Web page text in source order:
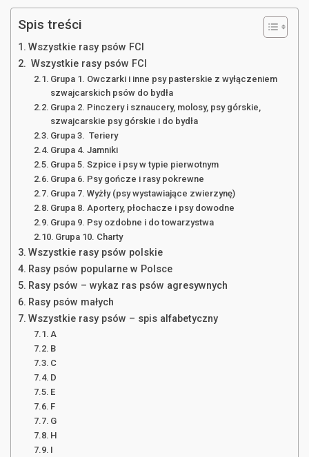
Spis treści
Wszystkie rasy psów FCI
Wszystkie rasy psów FCI
Grupa 1. Owczarki i inne psy pasterskie z wyłączeniem
szwajcarskich psów do bydła
Grupa 2. Pinczery i sznaucery, molosy, psy górskie,
szwajcarskie psy górskie i do bydła
Grupa 3. Teriery
Grupa 4. Jamniki
Grupa 5. Szpice i psy w typie pierwotnym
Grupa 6. Psy gończe i rasy pokrewne
Grupa 7. Wyżły (psy wystawiające zwierzynę)
Grupa 8. Aportery, płochacze i psy dowodne
Grupa 9. Psy ozdobne i do towarzystwa
Grupa 10. Charty
Wszystkie rasy psów polskie
Rasy psów popularne w Polsce
Rasy psów – wykaz ras psów agresywnych
Rasy psów małych
Wszystkie rasy psów – spis alfabetyczny
A
B
C
D
E
F
G
H
I